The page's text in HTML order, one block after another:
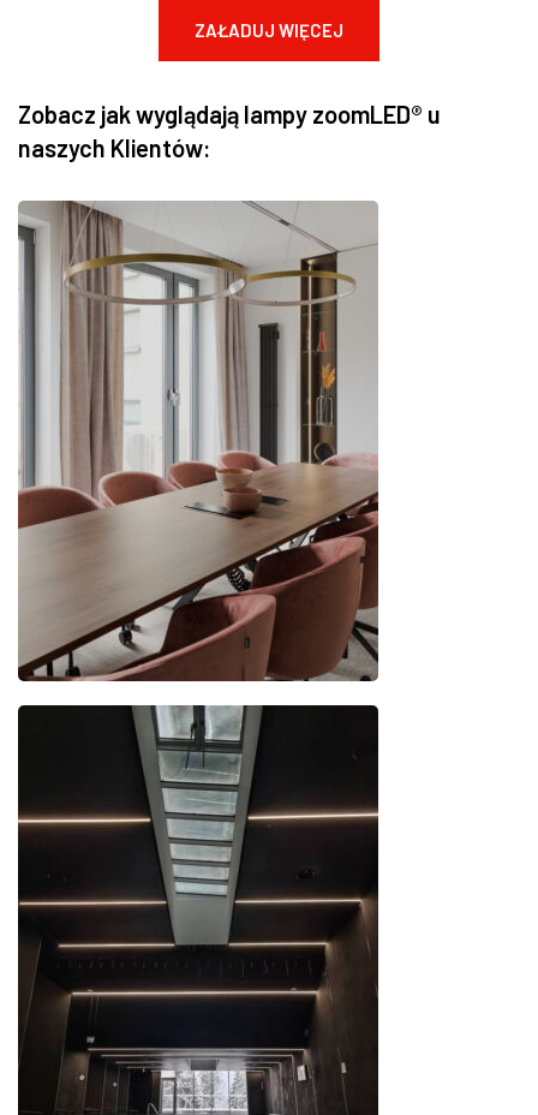
ZAŁADUJ WIĘCEJ
Zobacz jak wyglądają lampy zoomLED® u
naszych Klientów: